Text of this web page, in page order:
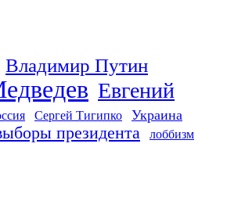
Владимир Путин
Евгений
Сергей Тигипко Украина
президента лоббизм